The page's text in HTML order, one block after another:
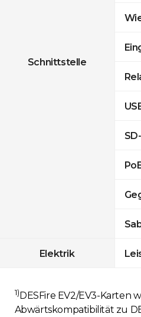
Schnittstelle
Elektrik
1)DESFire EV2/EV3-Karten
Abwärtskompatibilität zu